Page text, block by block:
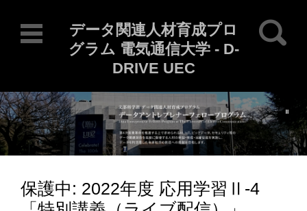
データ関連人材育成プロ
グラム 電気通信大学 - D-
DRIVE UEC
検索:
コンテンツに移動
保護中: 2022年度 応用学習Ⅱ-4